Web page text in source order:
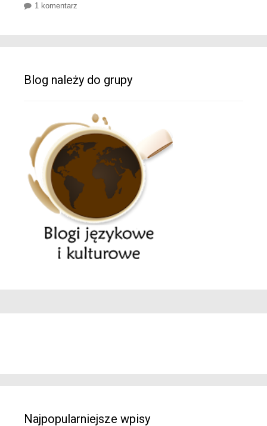
1 komentarz
Blog należy do grupy
Najpopularniejsze wpisy